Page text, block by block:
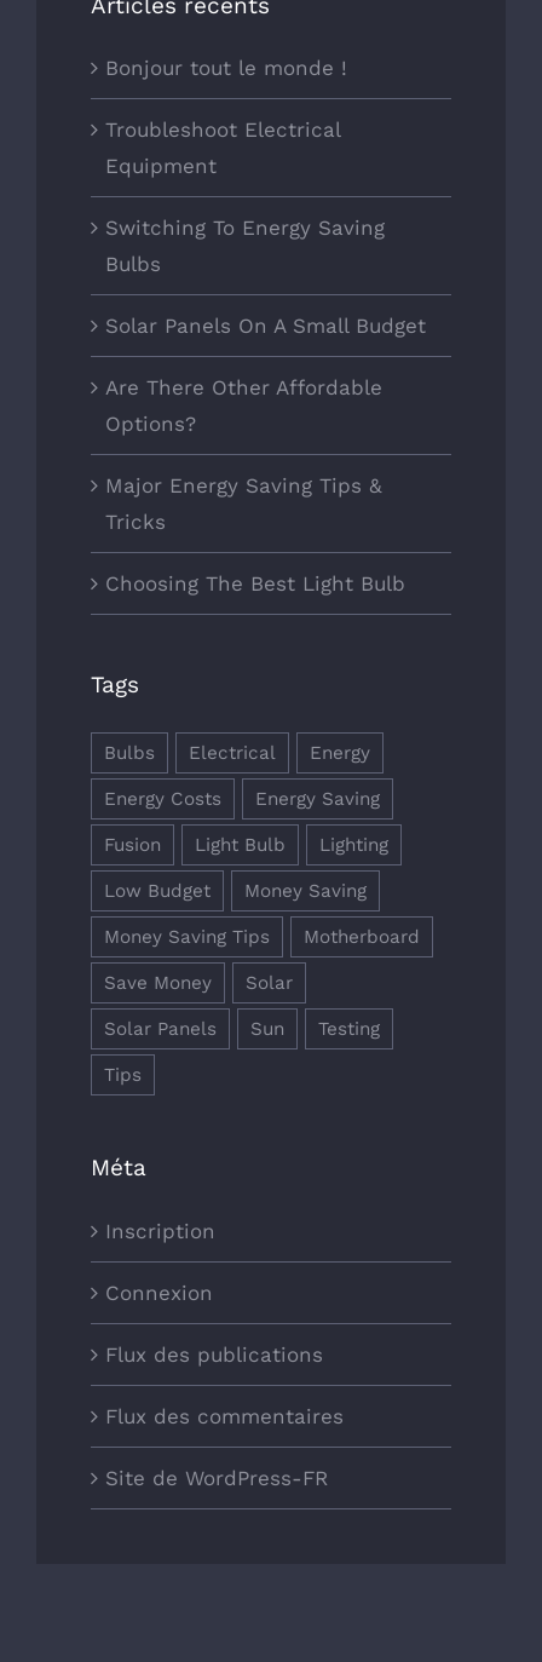
Bonjour tout le monde !
Troubleshoot Electrical
Equipment
Switching To Energy Saving
Bulbs
Solar Panels On A Small Budget
Are There Other Affordable
Options?
Major Energy Saving Tips &
Tricks
Choosing The Best Light Bulb
Tags
Bulbs Electrical Energy
Energy Costs Energy Saving
Fusion Light Bulb Lighting
Low Budget Money Saving
Money Saving Tips Motherboard
Save Money Solar
Solar Panels Sun Testing
Tips
Méta
Inscription
Connexion
Flux des publications
Flux des commentaires
Site de WordPress-FR